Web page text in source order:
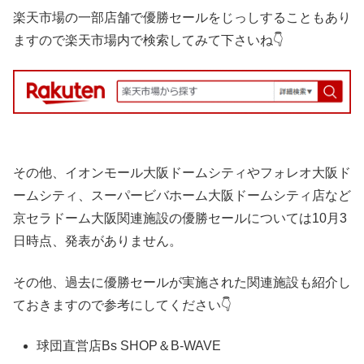
楽天市場の一部店舗で優勝セールをじっしすることもあり
ますので楽天市場内で検索してみて下さいね👇
その他、イオンモール大阪ドームシティやフォレオ大阪ド
ームシティ、スーパービバホーム大阪ドームシティ店など
京セラドーム大阪関連施設の優勝セールについては10月3
日時点、発表がありません。
その他、過去に優勝セールが実施された関連施設も紹介し
ておきますので参考にしてください👇
球団直営店Bs SHOP＆B-WAVE